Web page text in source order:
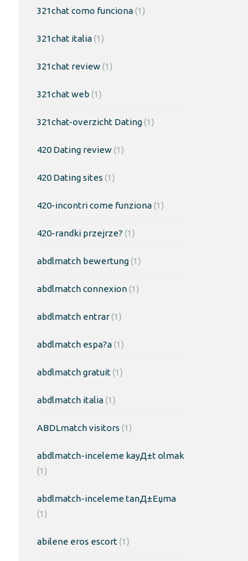
321chat como funciona(1)
321chat italia(1)
321chat review(1)
321chat web (1)
321chat-overzicht Dating(1)
420 Dating review(1)
420 Dating sites (1)
420-incontri come funziona(1)
420-randki przejrze? (1)
abdlmatch bewertung(1)
abdlmatch connexion(1)
abdlmatch entrar(1)
abdlmatch espa?a(1)
abdlmatch gratuit(1)
abdlmatch italia(1)
ABDLmatch visitors (1)
abdlmatch-inceleme kayД±t olmak
(1)
abdlmatch-inceleme tanД±Еџma
(1)
abilene eros escort(1)